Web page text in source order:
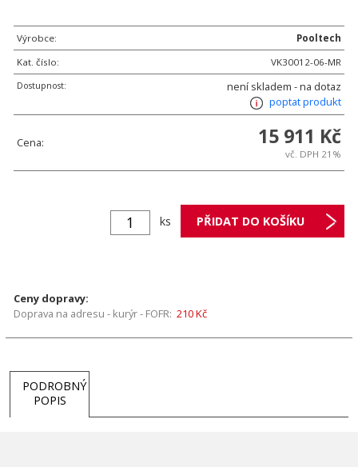
Výrobce:
Pooltech
Kat. číslo:
VK30012-06-MR
Dostupnost:
není skladem - na dotaz
poptat produkt
Cena: 15 911 Kč
vč. DPH 21%
ks
Ceny dopravy:
Doprava na adresu - kurýr - FOFR: 210 Kč
PODROBNÝ
POPIS